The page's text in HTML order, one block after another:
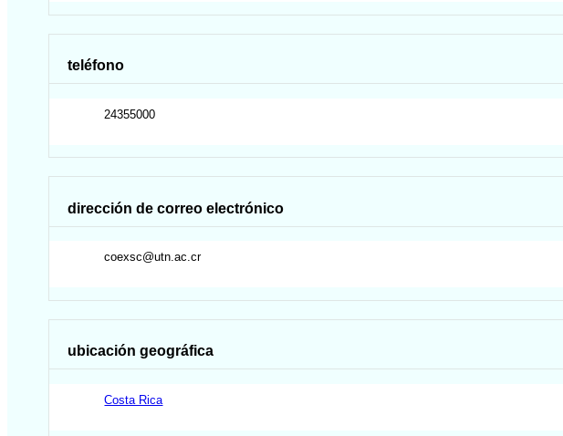
teléfono
24355000
dirección de correo electrónico
coexsc@utn.ac.cr
ubicación geográfica
Costa Rica